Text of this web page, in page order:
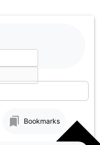
Bookmarks